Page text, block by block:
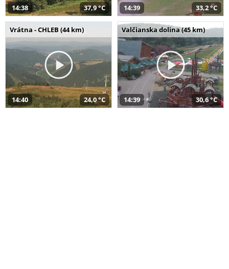
14:38 37,9 °C 14:39 33,2 °C
Vrátna - CHLEB (44 km)
14:40 24,0 °C
Valčianska dolina (45 km)
14:39 30,6 °C